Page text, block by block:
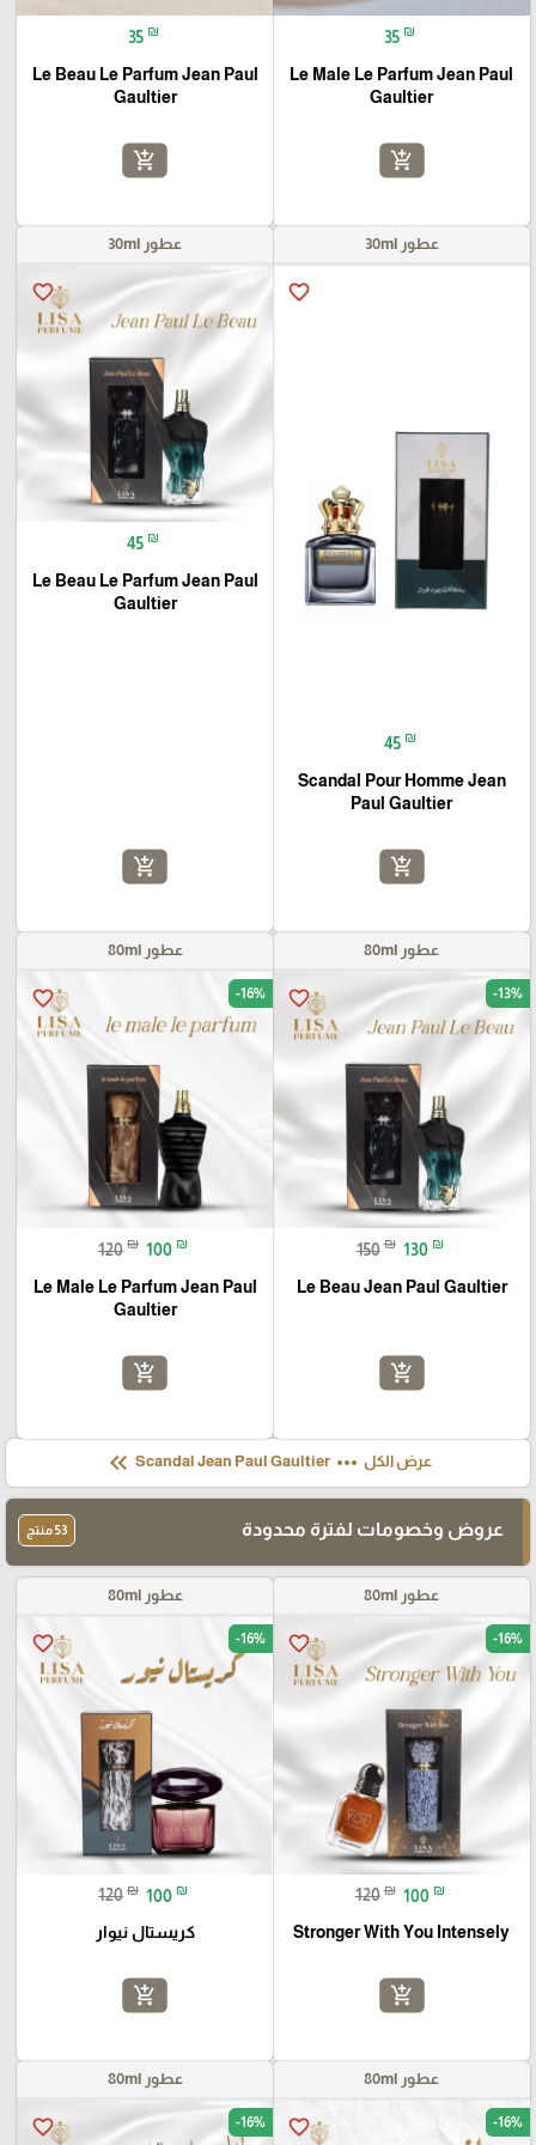
35 ₪
Le Male Le Parfum Jean Paul
Gaultier
add_shopping_cart
35 ₪
Le Beau Le Parfum Jean Paul
Gaultier
add_shopping_cart
عطور 30ml
favorite_border
45 ₪
Scandal Pour Homme Jean
Paul Gaultier
add_shopping_cart
عطور 30ml
favorite_border
45 ₪
Le Beau Le Parfum Jean Paul
Gaultier
add_shopping_cart
عطور 80ml
favorite_border -13%
150 ₪ 130 ₪
Le Beau Jean Paul Gaultier
add_shopping_cart
عطور 80ml
favorite_border -16%
120 ₪ 100 ₪
Le Male Le Parfum Jean Paul
Gaultier
add_shopping_cart
عرض الكل more_horiz
keyboard_double_arrow_left
عروض وخصومات لفترة محدودة 53 منتج
عطور 80ml
favorite_border -16%
120 ₪ 100 ₪
Stronger With You Intensely
add_shopping_cart
عطور 80ml
favorite_border -16%
120 ₪ 100 ₪
كريستال نيوار
add_shopping_cart
عطور 80ml
favorite_border -16%
عطور 80ml
favorite_border -16%